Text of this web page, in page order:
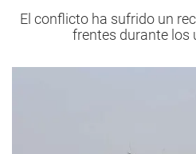
El conflicto ha sufrido un
frentes durante los